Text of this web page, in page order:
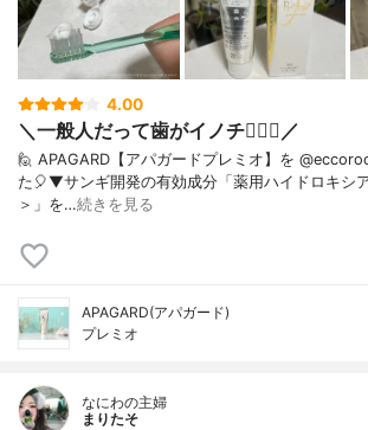
4.00
＼一般人だって歯がイノチ❤️‍🔥🦷／
🙋 APAGARD【アパガードプレミオ】を
た🎈⁡⁡⁡⁡▼⁡サンギ開発の有効成分「薬用ハイドロキシ
＞」を…続きを見る
APAGARD(アパガード)
プレミオ
なにわの主婦
まりたそ